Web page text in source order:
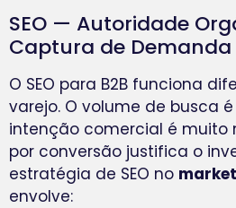
SEO — Autoridade
Captura de Demanda
O SEO para B2B funciona
varejo. O volume de busca
intenção comercial é muito
por conversão justifica o
estratégia de SEO no
envolve: